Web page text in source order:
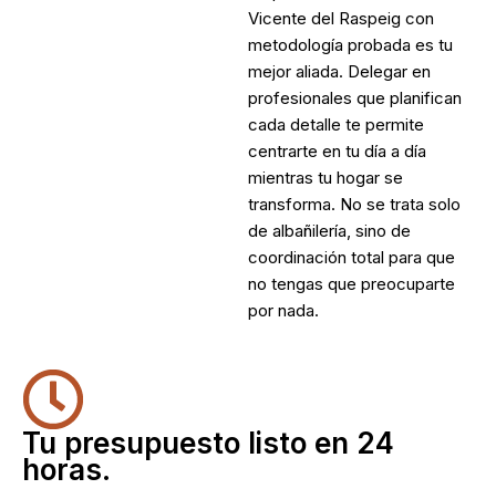
Vicente del Raspeig con
metodología probada es tu
mejor aliada. Delegar en
profesionales que planifican
cada detalle te permite
centrarte en tu día a día
mientras tu hogar se
transforma. No se trata solo
de albañilería, sino de
coordinación total para que
no tengas que preocuparte
por nada.
Tu presupuesto listo en 24
horas.